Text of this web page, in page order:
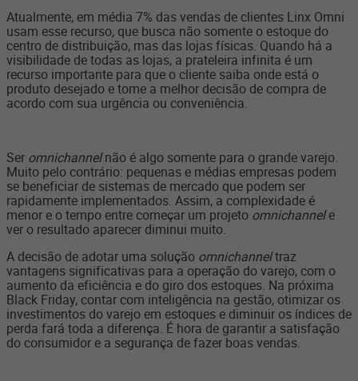
Atualmente, em média 7% das vendas de clientes Linx Omni
usam esse recurso, que busca não somente o estoque do
centro de distribuição, mas das lojas físicas. Quando há a
visibilidade de todas as lojas, a prateleira infinita é um
recurso importante para que o cliente saiba onde está o
produto desejado e tome a melhor decisão de compra de
acordo com sua urgência ou conveniência.
Ser omnichannelnão é algo somente para o grande varejo.
Muito pelo contrário: pequenas e médias empresas podem
se beneficiar de sistemas de mercado que podem ser
rapidamente implementados. Assim, a complexidade é
menor e o tempo entre começar um projeto omnichannele
ver o resultado aparecer diminui muito.
A decisão de adotar uma solução omnichanneltraz
vantagens significativas para a operação do varejo, com o
aumento da eficiência e do giro dos estoques. Na próxima
Black Friday, contar com inteligência na gestão, otimizar os
investimentos do varejo em estoques e diminuir os índices de
perda fará toda a diferença. É hora de garantir a satisfação
do consumidor e a segurança de fazer boas vendas.